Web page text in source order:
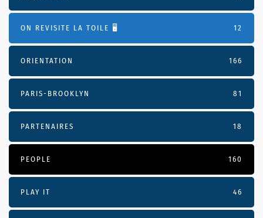
ON REVISITE LA TOILE 🖥️ 12
ORIENTATION 166
PARIS-BROOKLYN 81
PARTENAIRES 18
PEOPLE 160
PLAY IT 46